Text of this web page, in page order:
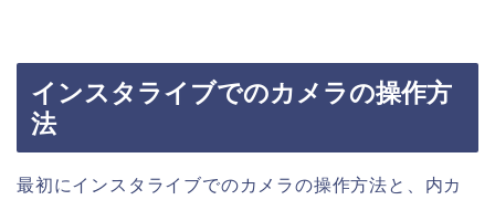
インスタライブでのカメラの操作方
法
最初にインスタライブでのカメラの操作方法と、内カ